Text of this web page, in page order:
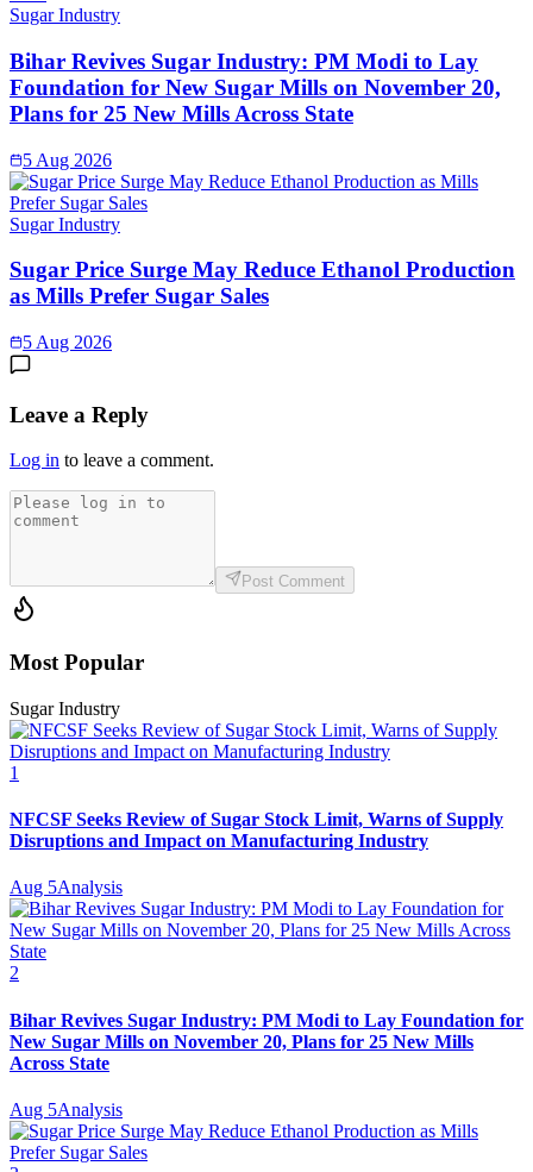
Sugar Industry
Bihar Revives Sugar Industry: PM Modi to Lay
Foundation for New Sugar Mills on November 20,
Plans for 25 New Mills Across State
5 Aug 2026
Sugar Industry
Sugar Price Surge May Reduce Ethanol Production
as Mills Prefer Sugar Sales
5 Aug 2026
Leave a Reply
Log in to leave a comment.
Post Comment
Most Popular
Sugar Industry
1
NFCSF Seeks Review of Sugar Stock Limit, Warns of Supply
Disruptions and Impact on Manufacturing Industry
Aug 5Analysis
2
Bihar Revives Sugar Industry: PM Modi to Lay Foundation for
New Sugar Mills on November 20, Plans for 25 New Mills
Across State
Aug 5Analysis